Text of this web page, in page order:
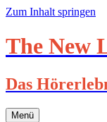
Zum Inhalt springen
The New
Das
Menü